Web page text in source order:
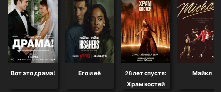
Вот это драма! Его и её
28 лет спустя:
Храм костей
Майкл